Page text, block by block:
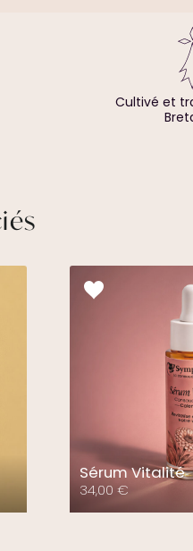
Cultivé et
Sérum Vitalité
34,00€